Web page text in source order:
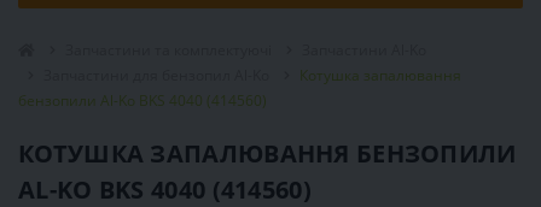
Котушка запалювання
бензопили Al-Ko BKS 4040 (414560)
КОТУШКА ЗАПАЛЮВАННЯ БЕНЗОПИЛИ
AL-KO BKS 4040 (414560)